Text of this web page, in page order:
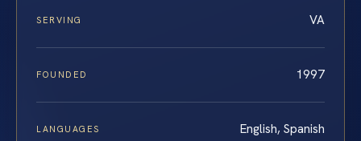
SERVING VA
FOUNDED 1997
LANGUAGES English, Spanish